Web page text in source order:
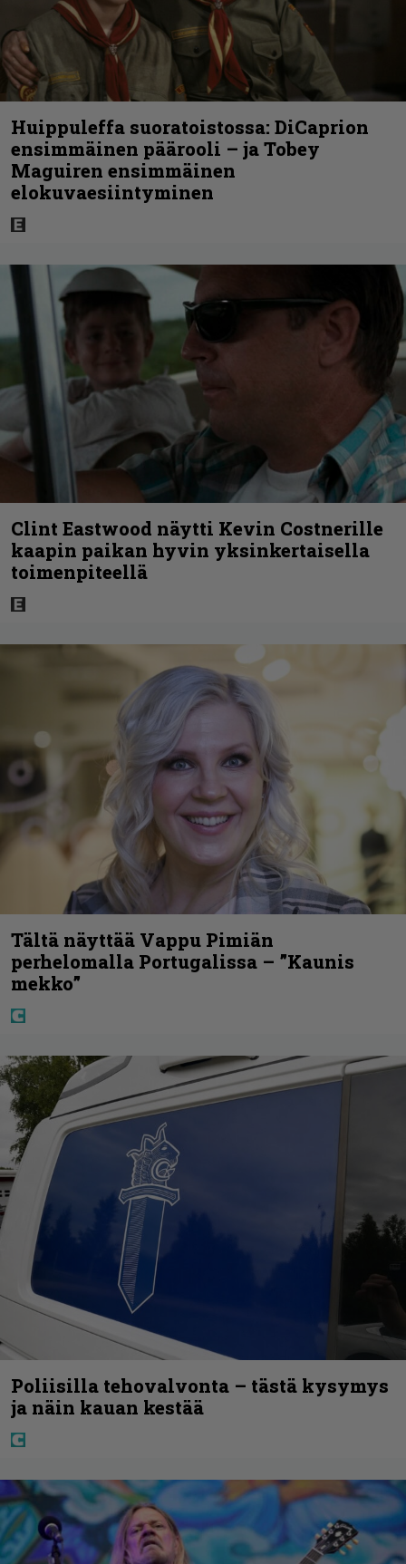
Huippuleffa suoratoistossa: DiCaprion
ensimmäinen päärooli – ja Tobey
Maguiren ensimmäinen
elokuvaesiintyminen
Clint Eastwood näytti Kevin Costnerille
kaapin paikan hyvin yksinkertaisella
toimenpiteellä
Tältä näyttää Vappu Pimiän
perhelomalla Portugalissa – ”Kaunis
mekko”
Poliisilla tehovalvonta – tästä kysymys
ja näin kauan kestää